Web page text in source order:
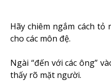
Hãy chiêm ngắm cách tỏ
cho các môn đệ.
Ngài “đến với các ông”
thấy rõ mặt người.